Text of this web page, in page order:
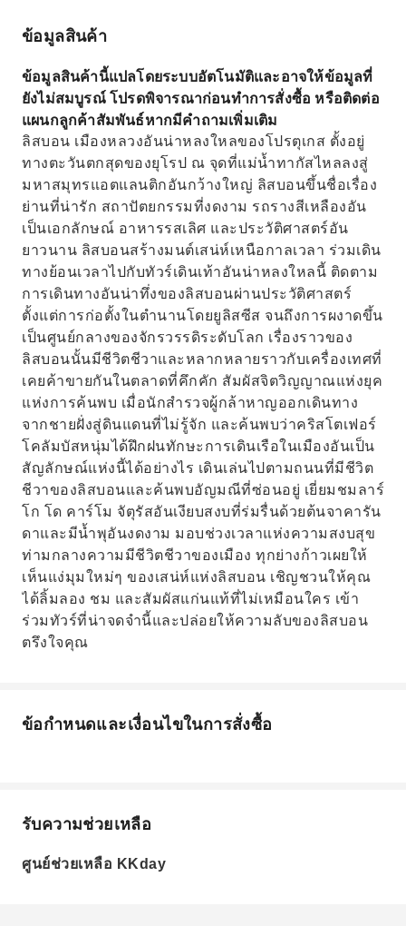
การผงาดขึ้นเป็นจักรวรรดิระดับโลกที่รุ่งเรือง
จาคารันดาและน้ำพุอันงดงาม
ข้อมูลสินค้า
ข้อมูลสินค้านี้แปลโดยระบบอัตโนมัติและอาจให้ข้อมูลที่
ยังไม่สมบูรณ์ โปรดพิจารณาก่อนทำการสั่งซื้อ หรือติดต่อ
แผนกลูกค้าสัมพันธ์หากมีคำถามเพิ่มเติม
ลิสบอน เมืองหลวงอันน่าหลงใหลของโปรตุเกส ตั้งอยู่
ทางตะวันตกสุดของยุโรป ณ จุดที่แม่น้ำทากัสไหลลงสู่
มหาสมุทรแอตแลนติกอันกว้างใหญ่ ลิสบอนขึ้นชื่อเรื่อง
ย่านที่น่ารัก สถาปัตยกรรมที่งดงาม รถรางสีเหลืองอัน
เป็นเอกลักษณ์ อาหารรสเลิศ และประวัติศาสตร์อัน
ยาวนาน ลิสบอนสร้างมนต์เสน่ห์เหนือกาลเวลา ร่วมเดิน
ทางย้อนเวลาไปกับทัวร์เดินเท้าอันน่าหลงใหลนี้ ติดตาม
การเดินทางอันน่าทึ่งของลิสบอนผ่านประวัติศาสตร์
ตั้งแต่การก่อตั้งในตำนานโดยยูลิสซีส จนถึงการผงาดขึ้น
เป็นศูนย์กลางของจักรวรรดิระดับโลก เรื่องราวของ
ลิสบอนนั้นมีชีวิตชีวาและหลากหลายราวกับเครื่องเทศที่
เคยค้าขายกันในตลาดที่คึกคัก สัมผัสจิตวิญญาณแห่งยุค
แห่งการค้นพบ เมื่อนักสำรวจผู้กล้าหาญออกเดินทาง
จากชายฝั่งสู่ดินแดนที่ไม่รู้จัก และค้นพบว่าคริสโตเฟอร์
โคลัมบัสหนุ่มได้ฝึกฝนทักษะการเดินเรือในเมืองอันเป็น
สัญลักษณ์แห่งนี้ได้อย่างไร เดินเล่นไปตามถนนที่มีชีวิต
ชีวาของลิสบอนและค้นพบอัญมณีที่ซ่อนอยู่ เยี่ยมชมลาร์
โก โด คาร์โม จัตุรัสอันเงียบสงบที่ร่มรื่นด้วยต้นจาคารัน
ดาและมีน้ำพุอันงดงาม มอบช่วงเวลาแห่งความสงบสุข
ท่ามกลางความมีชีวิตชีวาของเมือง ทุกย่างก้าวเผยให้
เห็นแง่มุมใหม่ๆ ของเสน่ห์แห่งลิสบอน เชิญชวนให้คุณ
ได้ลิ้มลอง ชม และสัมผัสแก่นแท้ที่ไม่เหมือนใคร เข้า
ร่วมทัวร์ที่น่าจดจำนี้และปล่อยให้ความลับของลิสบอน
ตรึงใจคุณ
ข้อกำหนดและเงื่อนไขในการสั่งซื้อ
รับความช่วยเหลือ
ศูนย์ช่วยเหลือ KKday